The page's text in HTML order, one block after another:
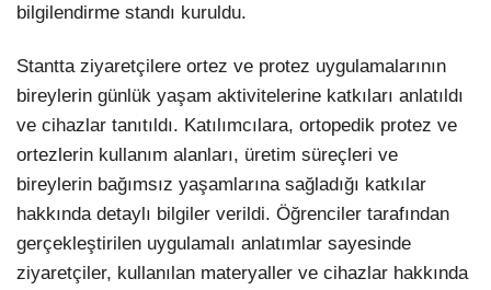
bilgilendirme standı kuruldu.
Stantta ziyaretçilere ortez ve protez uygulamalarının
bireylerin günlük yaşam aktivitelerine katkıları anlatıldı
ve cihazlar tanıtıldı. Katılımcılara, ortopedik protez ve
ortezlerin kullanım alanları, üretim süreçleri ve
bireylerin bağımsız yaşamlarına sağladığı katkılar
hakkında detaylı bilgiler verildi. Öğrenciler tarafından
gerçekleştirilen uygulamalı anlatımlar sayesinde
ziyaretçiler, kullanılan materyaller ve cihazlar hakkında